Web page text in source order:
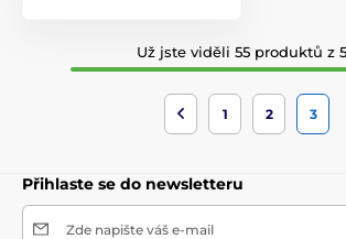
Už jste viděli 55 produktů z
1 2 3
Přihlaste se do newsletteru
Zde napište váš e-mail